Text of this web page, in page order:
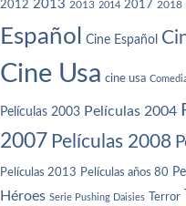
2012 2013 2013 2014 2017 2018
Español Cine Español
Cine Usa cine usa
Películas 2003 Películas 2004
2007 Películas 2008
Películas 2013 Películas años 80
Héroes Serie Pushing Daisies Terror